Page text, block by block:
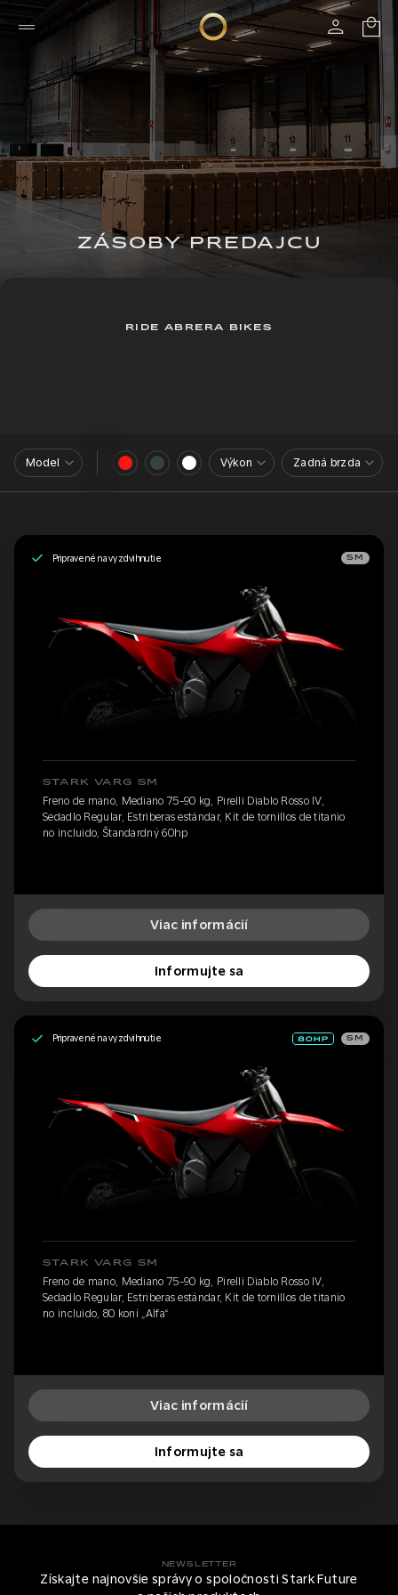
ZÁSOBY PREDAJCU
RIDE ABRERA BIKES
Model Výkon Zadná brzda
Pripravené na vyzdvihnutie SM
STARK VARG SM
Freno de mano, Mediano 75-90 kg, Pirelli Diablo Rosso IV,
Sedadlo Regular, Estriberas estándar, Kit de tornillos de titanio
no incluido, Štandardný 60hp
Viac informácií
Informujte sa
Pripravené na vyzdvihnutie SM
STARK VARG SM
Freno de mano, Mediano 75-90 kg, Pirelli Diablo Rosso IV,
Sedadlo Regular, Estriberas estándar, Kit de tornillos de titanio
no incluido, 80 koní „Alfa“
Viac informácií
Informujte sa
NEWSLETTER
Získajte najnovšie správy o spoločnosti Stark Future